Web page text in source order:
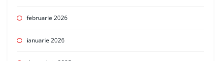
februarie 2026
ianuarie 2026